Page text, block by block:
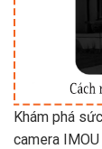
Khám phá
camera